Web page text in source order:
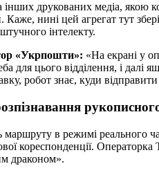
інших друкованих медіа, якою
Каже, нині цей агрегат тут
інтелекту.
«Укрпошти»: «На екрані у
для цього відділення, і далі
робот знає, куди
маршруту в режимі реального
кореспонденції.
драконом».